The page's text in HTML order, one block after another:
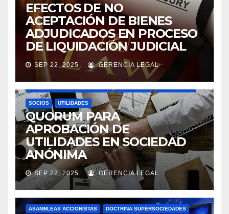
EFECTOS DE NO
ACEPTACIÓN DE BIENES
ADJUDICADOS EN PROCESO
DE LIQUIDACIÓN JUDICIAL
SEP 22, 2025 GERENCIA LEGAL
ASAMBLEAS ACCIONISTAS DIVIDENDOS
SOCIOS UTILIDADES
QUORUM PARA
APROBACIÓN DE
UTILIDADES EN SOCIEDAD
ANÓNIMA
SEP 22, 2025 GERENCIA LEGAL
ASAMBLEAS ACCIONISTAS DOCTRINA SUPERSOCIEDADES